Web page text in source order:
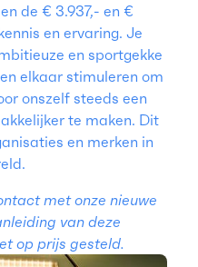
de € 3.937,- en €
en ervaring. Je
en sportgekke
elkaar stimuleren om
onszelf steeds een
te maken. Dit
en merken in
met onze nieuwe
van deze
op prijs gesteld.